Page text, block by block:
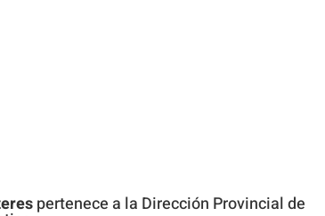
pertenece a la Dirección Provincial de